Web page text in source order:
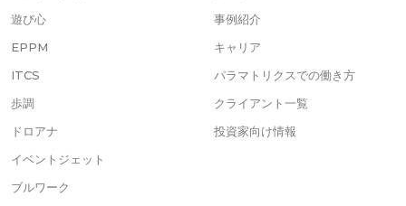
遊び心
EPPM
ITCS
歩調
ドロアナ
イベントジェット
ブルワーク
事例紹介
キャリア
パラマトリクスでの働き方
クライアント一覧
投資家向け情報